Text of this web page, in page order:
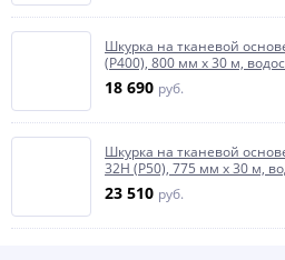
Шкурка на тканевой
(P400), 800 мм х 30 м,
18 690 руб.
Шкурка на тканевой
32Н (P50), 775 мм х 30 м,
23 510 руб.